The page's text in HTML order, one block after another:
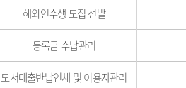
해외연수생 모집 선발
등록금 수납관리
도서대출반납연체 및 이용자관리